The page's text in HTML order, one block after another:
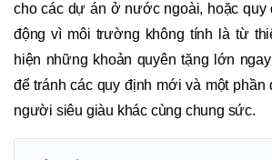
cho các dự án ở nước ngoài, hoặc quy
động vì môi trường không tính là từ
hiện những khoản quyên tặng lớn
để tránh các quy định mới và một phần
người siêu giàu khác cùng chung sức.